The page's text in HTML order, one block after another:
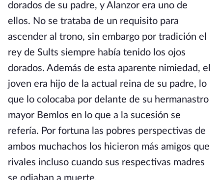
dorados de su padre, y Alanzor era uno de
ellos. No se trataba de un requisito para
ascender al trono, sin embargo por tradición el
rey de Sults siempre había tenido los ojos
dorados. Además de esta aparente nimiedad, el
joven era hijo de la actual reina de su padre, lo
que lo colocaba por delante de su hermanastro
mayor Bemlos en lo que a la sucesión se
refería. Por fortuna las pobres perspectivas de
ambos muchachos los hicieron más amigos que
rivales incluso cuando sus respectivas madres
se odiaban a muerte.